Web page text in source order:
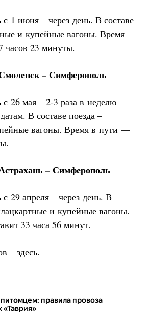
с 1 июня – через день. В составе
и купейные вагоны. Время
часов 23 минуты.
– Симферополь
с 26 мая – 2-3 раза в неделю
В составе поезда –
вагоны. Время в пути —
– Симферополь
с 29 апреля – через день. В
и купейные вагоны.
33 часа 56 минут.
– здесь.
правила провоза